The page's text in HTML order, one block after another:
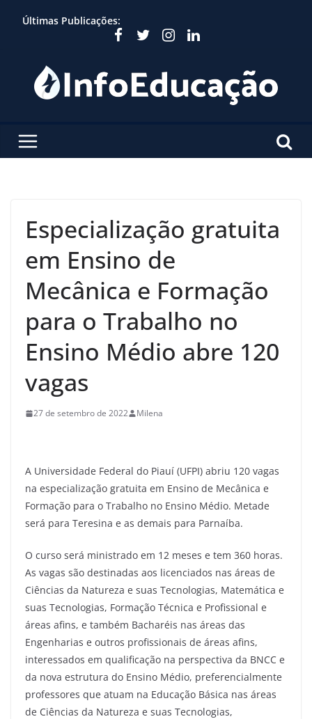
Últimas Publicações:
Especialização gratuita
em Ensino de
Mecânica e Formação
para o Trabalho no
Ensino Médio abre 120
vagas
27 de setembro de 2022 Milena
A Universidade Federal do Piauí (UFPI) abriu 120 vagas
na especialização gratuita em Ensino de Mecânica e
Formação para o Trabalho no Ensino Médio. Metade
será para Teresina e as demais para Parnaíba.
O curso será ministrado em 12 meses e tem 360 horas.
As vagas são destinadas aos licenciados nas áreas de
Ciências da Natureza e suas Tecnologias, Matemática e
suas Tecnologias, Formação Técnica e Profissional e
áreas afins, e também Bacharéis nas áreas das
Engenharias e outros profissionais de áreas afins,
interessados em qualificação na perspectiva da BNCC e
da nova estrutura do Ensino Médio, preferencialmente
professores que atuam na Educação Básica nas áreas
de Ciências da Natureza e suas Tecnologias,